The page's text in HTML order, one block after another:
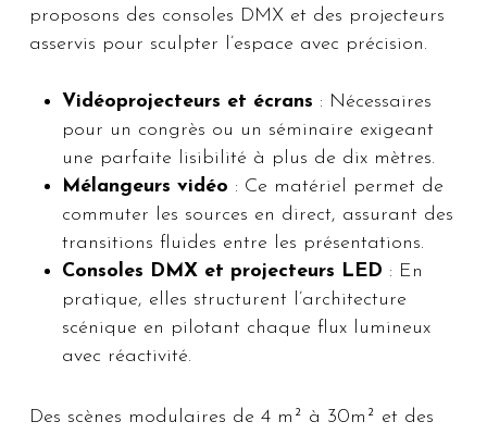
proposons des consoles DMX et des projecteurs
asservis pour sculpter l’espace avec précision.
Vidéoprojecteurs et écrans : Nécessaires
pour un congrès ou un séminaire exigeant
une parfaite lisibilité à plus de dix mètres.
Mélangeurs vidéo : Ce matériel permet de
commuter les sources en direct, assurant des
transitions fluides entre les présentations.
Consoles DMX et projecteurs LED : En
pratique, elles structurent l’architecture
scénique en pilotant chaque flux lumineux
avec réactivité.
Des scènes modulaires de 4 m² à 30m² et des